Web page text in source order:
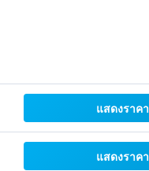
แสดงราคา
แสดงราคา